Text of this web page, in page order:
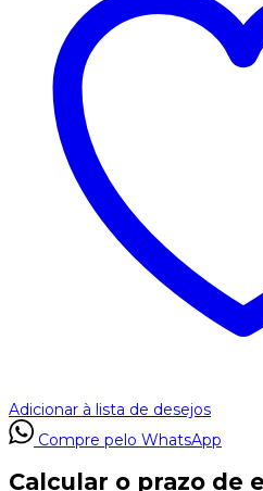
Adicionar à lista de desejos
Compre pelo WhatsApp
Calcular o prazo de